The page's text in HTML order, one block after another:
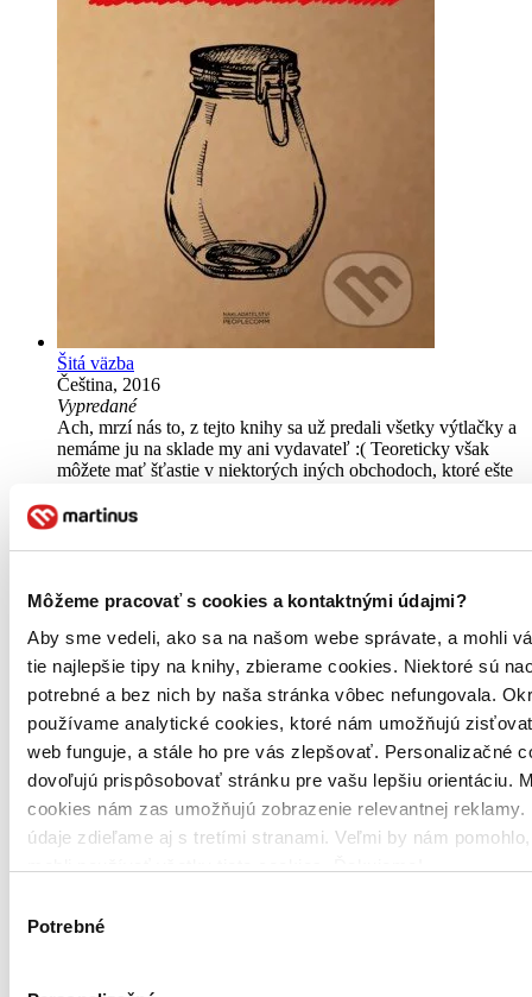
Môžeme pracovať s cookies a kontaktnými údajmi?
Aby sme vedeli, ako sa na našom webe správate, a mohli
tie najlepšie tipy na knihy, zbierame cookies. Niektoré sú
potrebné a bez nich by naša stránka vôbec nefungovala.
používame analytické cookies, ktoré nám umožňujú
web funguje, a stále ho pre vás zlepšovať. Personalizačné
dovoľujú prispôsobovať stránku pre vašu lepšiu orientáciu.
cookies nám zas umožňujú zobrazenie relevantnej reklamy.
údaje zdieľame aj s tretími stranami. Veľmi by nám
súhlasu
Potrebné
Šitá väzba
Čeština, 2016
Vypredané
Ach, mrzí nás to, z tejto knihy sa už predali všetky výtlačky a
nemáme ju na sklade my ani vydavateľ :( Teoreticky však
môžete mať šťastie v niektorých iných obchodoch, ktoré ešte